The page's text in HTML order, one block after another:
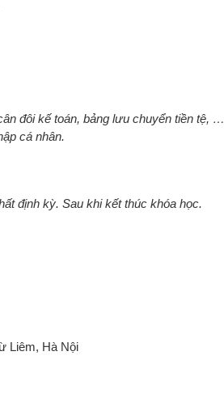
đôi kế toán, bảng lưu chuyển tiền tệ, …
cá nhân.
định kỳ. Sau khi kết thúc khóa học.
Liêm, Hà Nội